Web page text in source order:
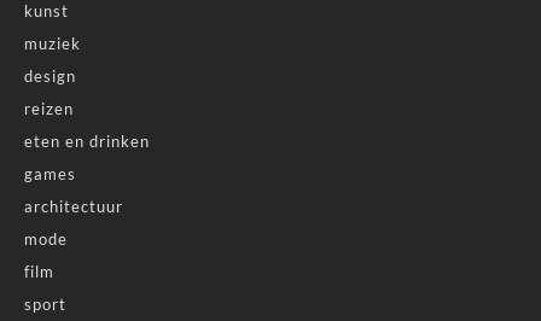
kunst
muziek
design
reizen
eten en drinken
games
architectuur
mode
film
sport